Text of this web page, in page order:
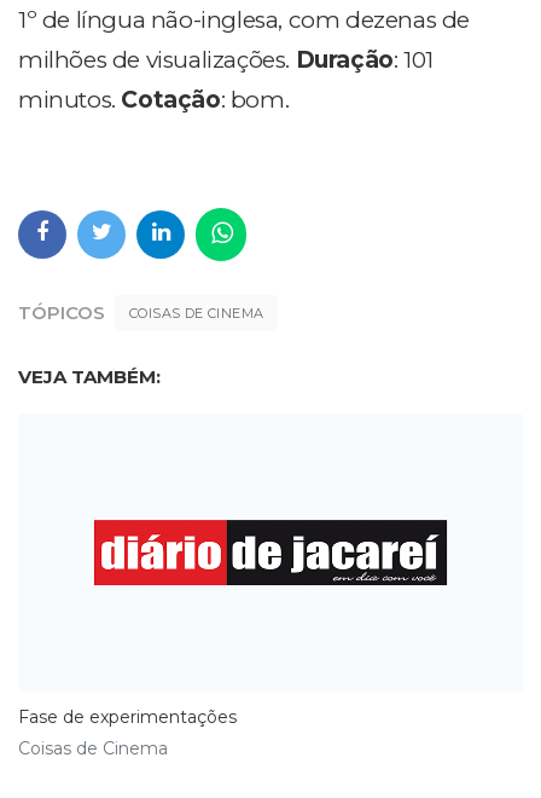
1º de língua não-inglesa, com dezenas de
milhões de visualizações. Duração: 101
minutos. Cotação: bom.
TÓPICOS COISAS DE CINEMA
VEJA TAMBÉM:
Fase de experimentações
Coisas de Cinema